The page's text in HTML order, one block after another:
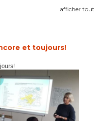
afficher tout
et toujours!